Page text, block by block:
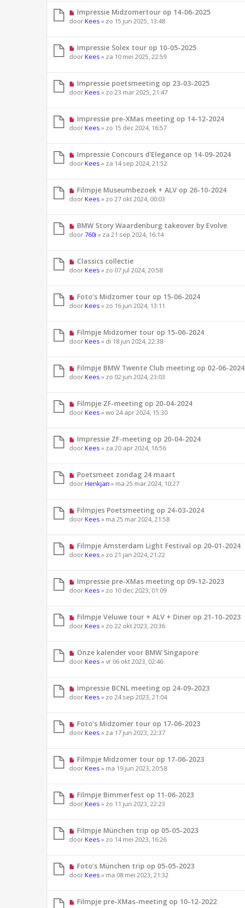
Impressie Midzomertour op 14-06-2025
doorKees » zo 15 jun 2025, 13:48
Impressie Solex tour op 10-05-2025
doorKees » za 10 mei 2025, 22:59
Impressie poetsmeeting op 23-03-2025
doorKees » zo 23 mar 2025, 21:47
Impressie pre-XMas meeting op 14-12-2024
doorKees » zo 15 dec 2024, 16:57
Impressie Concours d'Elegance op 14-09-2024
doorKees » za 14 sep 2024, 21:52
Filmpje Museumbezoek + ALV op 26-10-2024
doorKees » zo 27 okt 2024, 00:03
BMW Story Waardenburg takeover by Evolve
door760i » za 21 sep 2024, 16:14
Classics collectie
doorKees » zo 07 jul 2024, 20:58
Foto’s Midzomer tour op 15-06-2024
doorKees » zo 16 jun 2024, 13:11
Filmpje Midzomer tour op 15-06-2024
doorKees » di 18 jun 2024, 22:38
Filmpje BMW Twente Club meeting op 02-06-2024
doorKees » zo 02 jun 2024, 23:03
Filmpje ZF-meeting op 20-04-2024
doorKees »wo 24 apr 2024, 15:30
Impressie ZF-meeting op 20-04-2024
doorKees » za 20 apr 2024, 16:56
Poetsmeet zondag 24 maart
doorHenkjan » ma 25 mar 2024, 10:27
Filmpjes Poetsmeeting op 24-03-2024
doorKees » ma 25 mar 2024, 21:58
Filmpje Amsterdam Light Festival op 20-01-2024
doorKees » zo 21 jan 2024, 21:22
Impressie pre-XMas meeting op 09-12-2023
doorKees » zo 10 dec 2023, 01:09
Filmpje Veluwe tour + ALV + Diner op 21-10-2023
doorKees » zo 22 okt 2023, 20:36
Onze kalender voor BMW Singapore
doorKees »vr 06 okt 2023, 02:46
Impressie BCNL meeting op 24-09-2023
doorKees » zo 24 sep 2023, 21:04
Foto’s Midzomer tour op 17-06-2023
doorKees » za 17 jun 2023, 22:37
Filmpje Midzomer tour op 17-06-2023
doorKees » ma 19 jun 2023, 20:58
Filmpje Bimmerfest op 11-06-2023
doorKees » zo 11 jun 2023, 22:23
Filmpje München trip op 05-05-2023
doorKees » zo 14 mei 2023, 16:26
Foto’s München trip op 05-05-2023
doorKees » ma 08 mei 2023, 21:32
Filmpje pre-XMas-meeting op 10-12-2022